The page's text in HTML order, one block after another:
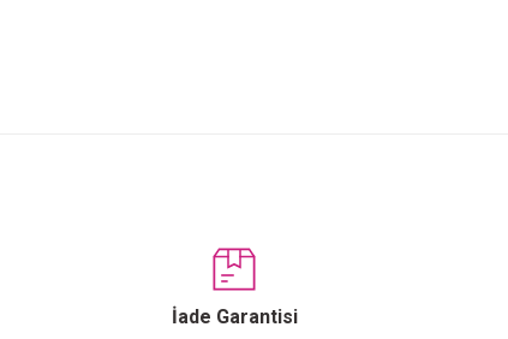
Yorum Yaz
İade Garantisi